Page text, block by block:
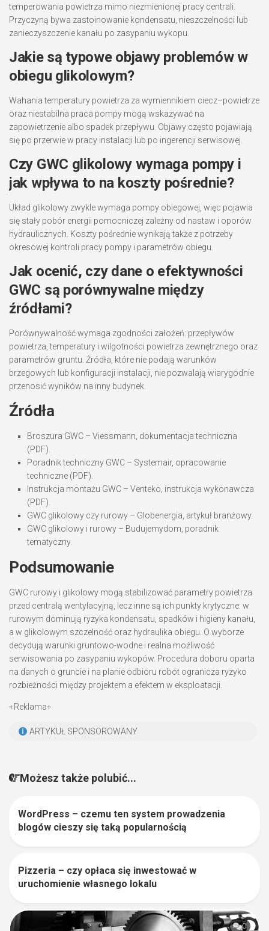
temperowania powietrza mimo niezmienionej pracy centrali.
Przyczyną bywa zastoinowanie kondensatu, nieszczelności lub
zanieczyszczenie kanału po zasypaniu wykopu.
Jakie są typowe objawy problemów w
obiegu glikolowym?
Wahania temperatury powietrza za wymiennikiem ciecz–powietrze
oraz niestabilna praca pompy mogą wskazywać na
zapowietrzenie albo spadek przepływu. Objawy często pojawiają
się po przerwie w pracy instalacji lub po ingerencji serwisowej.
Czy GWC glikolowy wymaga pompy i
jak wpływa to na koszty pośrednie?
Układ glikolowy zwykle wymaga pompy obiegowej, więc pojawia
się stały pobór energii pomocniczej zależny od nastaw i oporów
hydraulicznych. Koszty pośrednie wynikają także z potrzeby
okresowej kontroli pracy pompy i parametrów obiegu.
Jak ocenić, czy dane o efektywności
GWC są porównywalne między
źródłami?
Porównywalność wymaga zgodności założeń: przepływów
powietrza, temperatury i wilgotności powietrza zewnętrznego oraz
parametrów gruntu. Źródła, które nie podają warunków
brzegowych lub konfiguracji instalacji, nie pozwalają wiarygodnie
przenosić wyników na inny budynek.
Źródła
Broszura GWC – Viessmann, dokumentacja techniczna
(PDF).
Poradnik techniczny GWC – Systemair, opracowanie
techniczne (PDF).
Instrukcja montażu GWC – Venteko, instrukcja wykonawcza
(PDF).
GWC glikolowy czy rurowy – Globenergia, artykuł branżowy.
GWC glikolowy i rurowy – Budujemydom, poradnik
tematyczny.
Podsumowanie
GWC rurowy i glikolowy mogą stabilizować parametry powietrza
przed centralą wentylacyjną, lecz inne są ich punkty krytyczne: w
rurowym dominują ryzyka kondensatu, spadków i higieny kanału,
a w glikolowym szczelność oraz hydraulika obiegu. O wyborze
decydują warunki gruntowo-wodne i realna możliwość
serwisowania po zasypaniu wykopów. Procedura doboru oparta
na danych o gruncie i na planie odbioru robót ogranicza ryzyko
rozbieżności między projektem a efektem w eksploatacji.
+Reklama+
ARTYKUŁ SPONSOROWANY
Możesz także polubić...
WordPress – czemu ten system prowadzenia
blogów cieszy się taką popularnością
Pizzeria – czy opłaca się inwestować w
uruchomienie własnego lokalu
0